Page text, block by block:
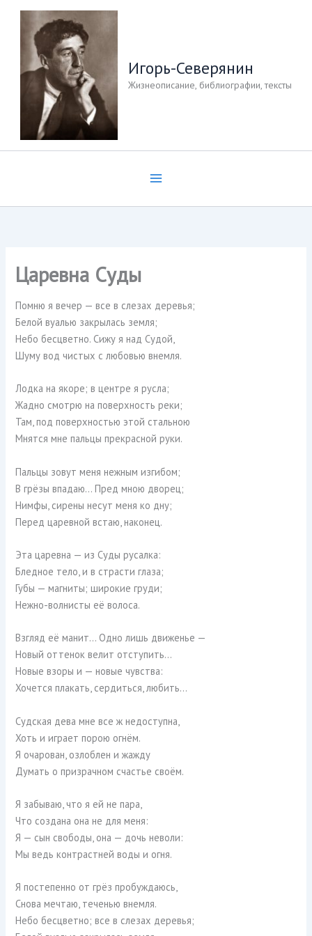
Перейти
содержимому
Игорь-Северянин
Жизнеописание, библиографии, тексты
Царевна Суды
Помню я вечер — все в слезах деревья;
Белой вуалью закрылась земля;
Небо бесцветно. Сижу я над Судой,
Шуму вод чистых с любовью внемля.
Лодка на якоре; в центре я русла;
Жадно смотрю на поверхность реки;
Там, под поверхностью этой стальною
Мнятся мне пальцы прекрасной руки.
Пальцы зовут меня нежным изгибом;
В грёзы впадаю… Пред мною дворец;
Нимфы, сирены несут меня ко дну;
Перед царевной встаю, наконец.
Эта царевна — из Суды русалка:
Бледное тело, и в страсти глаза;
Губы — магниты; широкие груди;
Нежно-волнисты её волоса.
Взгляд её манит… Одно лишь движенье —
Новый оттенок велит отступить…
Новые взоры и — новые чувства:
Хочется плакать, сердиться, любить…
Судская дева мне все ж недоступна,
Хоть и играет порою огнём.
Я очарован, озлоблен и жажду
Думать о призрачном счастье своём.
Я забываю, что я ей не пара,
Что создана она не для меня:
Я — сын свободы, она — дочь неволи:
Мы ведь контрастней воды и огня.
Я постепенно от грёз пробуждаюсь,
Снова мечтаю, теченью внемля.
Небо бесцветно; все в слезах деревья;